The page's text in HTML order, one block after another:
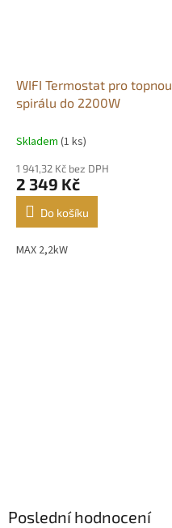
WIFI Termostat pro topnou
spirálu do 2200W
Skladem (1 ks)
1 941,32 Kč bez DPH
2 349 Kč
Do košíku
MAX 2,2kW
Poslední hodnocení